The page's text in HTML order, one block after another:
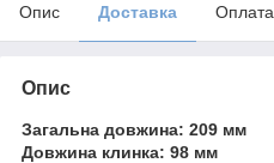
Опис Доставка Оплата
Опис
Загальна довжина: 209 мм
Довжина клинка: 98 мм